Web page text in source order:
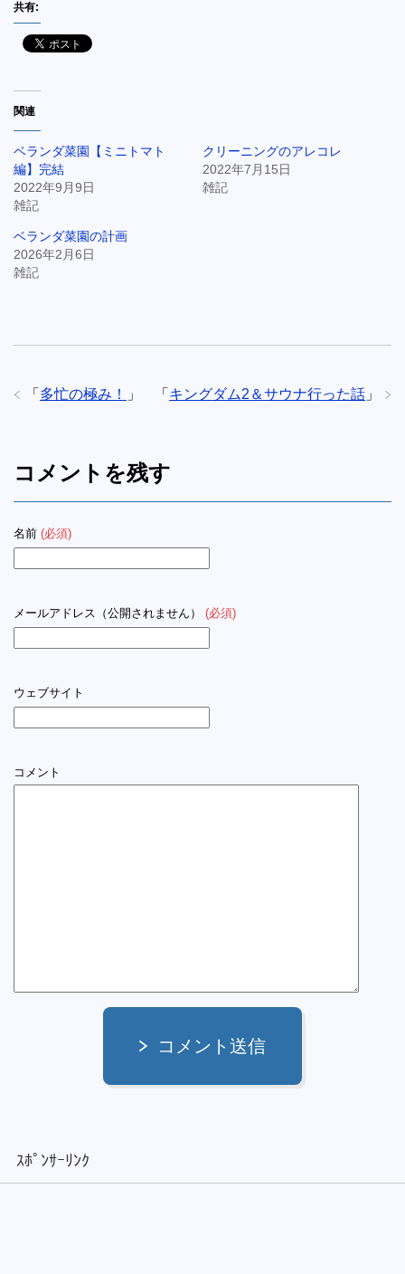
共有:
関連
ベランダ菜園【ミニトマト
編】完結
2022年9月9日
雑記
クリーニングのアレコレ
2022年7月15日
雑記
ベランダ菜園の計画
2026年2月6日
雑記
「 キングダム2＆サウナ行った話 」
「 多忙の極み！ 」
コメントを残す
名前 (必須)
メールアドレス（公開されません） (必須)
ウェブサイト
コメント
コメント送信
ｽﾎﾟﾝｻｰﾘﾝｸ